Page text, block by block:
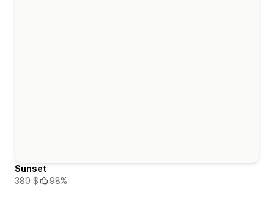
Sunset
380 $
98%